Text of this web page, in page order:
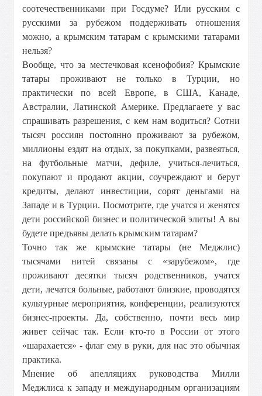
соотечественниками при Госдуме? Или русским с
русскими за рубежом поддерживать отношения
можно, а крымским татарам с крымскими татарами
нельзя?
Вообще, что за местечковая ксенофобия? Крымские
татары проживают не только в Турции, но
практически по всей Европе, в США, Канаде,
Австралии, Латинской Америке. Предлагаете у вас
спрашивать разрешения, с кем нам водиться? Сотни
тысяч россиян постоянно проживают за рубежом,
миллионы ездят на отдых, за покупками, развеяться,
на футбольные матчи, дефиле, учиться-лечиться,
покупают и продают акции, соучреждают и берут
кредиты, делают инвестиции, сорят деньгами на
Западе и в Турции. Посмотрите, где учатся и женятся
дети российской бизнес и политической элиты! А вы
будете предъявы делать крымским татарам?
Точно так же крымские татары (не Меджлис)
тысячами нитей связаны с «зарубежом», где
проживают десятки тысяч родственников, учатся
дети, лечатся больные, работают близкие, проводятся
культурные мероприятия, конференции, реализуются
бизнес-проекты. Да, собственно, почти весь мир
живет сейчас так. Если кто-то в России от этого
«шарахается» - флаг ему в руки, для нас это обычная
практика.
Мнение об апелляциях руководства Милли
Меджлиса к западу и международным организациям